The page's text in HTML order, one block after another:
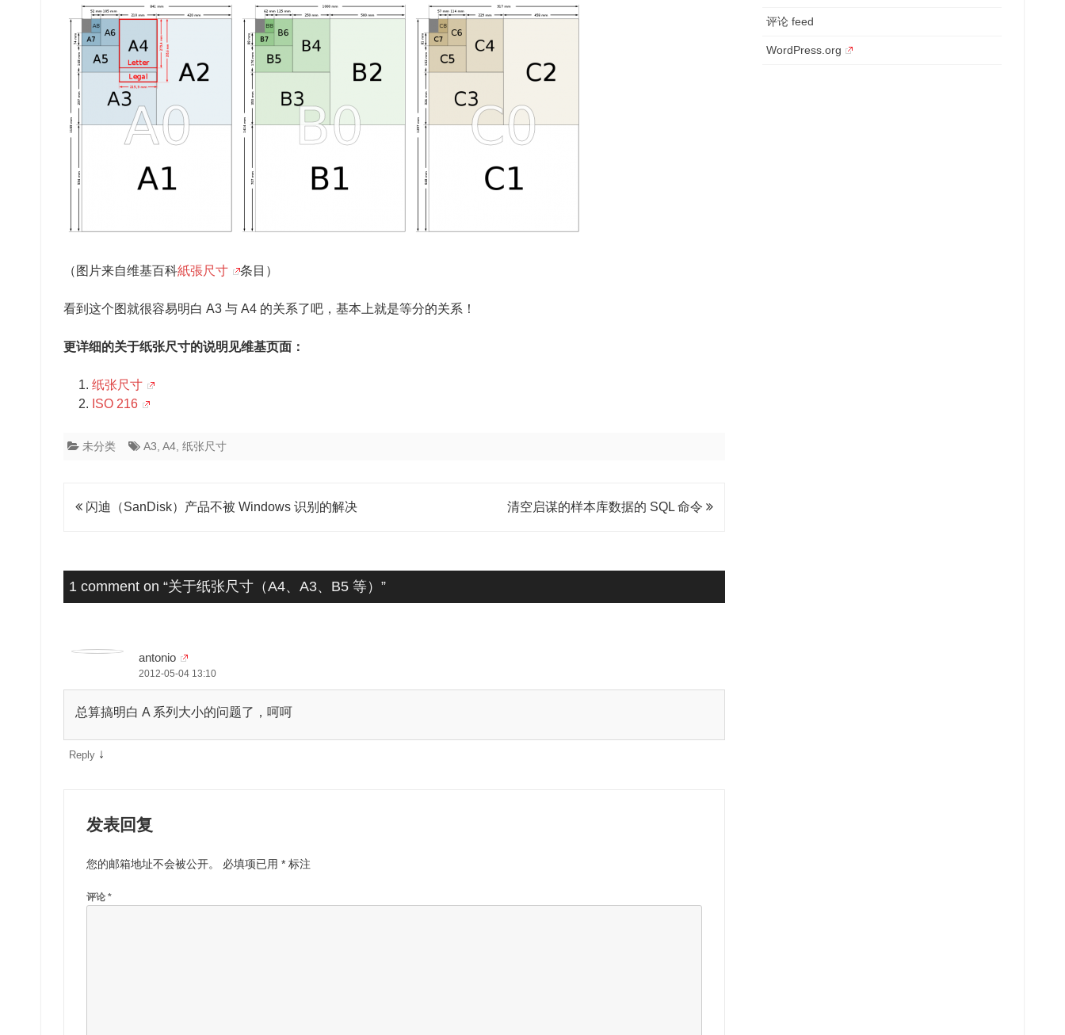
（图片来自维基百科紙張尺寸 条目）
看到这个图就很容易明白 A3 与 A4 的关系了吧，基本上就是等分的关系！
更详细的关于纸张尺寸的说明见维基页面：
纸张尺寸
ISO 216
未分类 A3 A4 纸张尺寸
文
航
闪迪（SanDisk）产品不被 Windows 识别的解决 清空启谋的样本库数据的 SQL 命令
1 comment on “关于纸张尺寸（A4、A3、B5 等） ”
antonio
2012-05-04 13:10
总算搞明白 A 系列大小的问题了，呵呵
Reply ↓
发表回复
您的邮箱地址不会被公开。 必填项已用 * 标注
评论 *
评论 feed
WordPress.org